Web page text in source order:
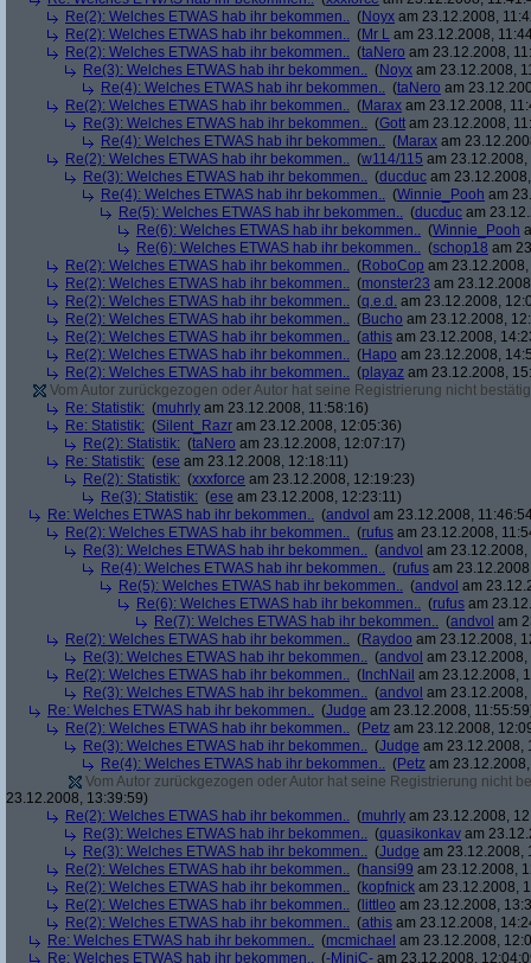
Re(2): Welches ETWAS hab ihr bekommen.. (Noyx am 23.12.2008,
Re(2): Welches ETWAS hab ihr bekommen.. (Mr L am 23.12.2008,
Re(2): Welches ETWAS hab ihr bekommen.. (taNero am 23.12.2008,
Re(3): Welches ETWAS hab ihr bekommen.. (Noyx am 23.12.2008,
Re(4): Welches ETWAS hab ihr bekommen.. (taNero am
Re(2): Welches ETWAS hab ihr bekommen.. (Marax am 23.12.2008,
Re(3): Welches ETWAS hab ihr bekommen.. (Gott am 23.12.2008,
Re(4): Welches ETWAS hab ihr bekommen.. (Marax am
Re(2): Welches ETWAS hab ihr bekommen.. (w114/115 am 23.12.2008,
Re(3): Welches ETWAS hab ihr bekommen.. (ducduc am
Re(4): Welches ETWAS hab ihr bekommen.. (Winnie_Pooh am
Re(5): Welches ETWAS hab ihr bekommen.. (ducduc am
Re(6): Welches ETWAS hab ihr bekommen.. (Winnie_Pooh
Re(6): Welches ETWAS hab ihr bekommen.. (schop18 am
Re(2): Welches ETWAS hab ihr bekommen.. (RoboCop am
Re(2): Welches ETWAS hab ihr bekommen.. (monster23 am
Re(2): Welches ETWAS hab ihr bekommen.. (q.e.d. am 23.12.2008,
Re(2): Welches ETWAS hab ihr bekommen.. (Bucho am 23.12.2008,
Re(2): Welches ETWAS hab ihr bekommen.. (athis am 23.12.2008,
Re(2): Welches ETWAS hab ihr bekommen.. (Hapo am 23.12.2008,
Re(2): Welches ETWAS hab ihr bekommen.. (playaz am 23.12.2008,
Vom Autor zurückgezogen oder Autor hat seine Registrierung nicht
Re: Statistik: (muhrly am 23.12.2008, 11:58:16)
Re: Statistik: (Silent_Razr am 23.12.2008, 12:05:36)
Re(2): Statistik: (taNero am 23.12.2008, 12:07:17)
Re: Statistik: (ese am 23.12.2008, 12:18:11)
Re(2): Statistik: (xxxforce am 23.12.2008, 12:19:23)
Re(3): Statistik: (ese am 23.12.2008, 12:23:11)
Re: Welches ETWAS hab ihr bekommen.. (andvol am 23.12.2008,
Re(2): Welches ETWAS hab ihr bekommen.. (rufus am 23.12.2008,
Re(3): Welches ETWAS hab ihr bekommen.. (andvol am
Re(4): Welches ETWAS hab ihr bekommen.. (rufus am
Re(5): Welches ETWAS hab ihr bekommen.. (andvol am
Re(6): Welches ETWAS hab ihr bekommen.. (rufus am
Re(7): Welches ETWAS hab ihr bekommen.. (andvol am
Re(2): Welches ETWAS hab ihr bekommen.. (Raydoo am 23.12.2008,
Re(3): Welches ETWAS hab ihr bekommen.. (andvol am
Re(2): Welches ETWAS hab ihr bekommen.. ( InchNail am 23.12.2008,
Re(3): Welches ETWAS hab ihr bekommen.. (andvol am
Re: Welches ETWAS hab ihr bekommen.. (Judge am 23.12.2008,
Re(2): Welches ETWAS hab ihr bekommen.. (Petz am 23.12.2008,
Re(3): Welches ETWAS hab ihr bekommen.. (Judge am 23.12.2008,
Re(4): Welches ETWAS hab ihr bekommen.. (Petz am
Vom Autor zurückgezogen oder Autor hat seine Registrierung nicht
23.12.2008, 13:39:59)
Re(2): Welches ETWAS hab ihr bekommen.. (muhrly am 23.12.2008,
Re(3): Welches ETWAS hab ihr bekommen.. (quasikonkav am
Re(3): Welches ETWAS hab ihr bekommen.. (Judge am 23.12.2008,
Re(2): Welches ETWAS hab ihr bekommen.. (hansi99 am 23.12.2008,
Re(2): Welches ETWAS hab ihr bekommen.. (kopfnick am 23.12.2008,
Re(2): Welches ETWAS hab ihr bekommen.. ( littleo am 23.12.2008,
Re(2): Welches ETWAS hab ihr bekommen.. (athis am 23.12.2008,
Re: Welches ETWAS hab ihr bekommen.. (mcmichael am 23.12.2008,
Re: Welches ETWAS hab ihr bekommen.. (-MiniC- am 23.12.2008,